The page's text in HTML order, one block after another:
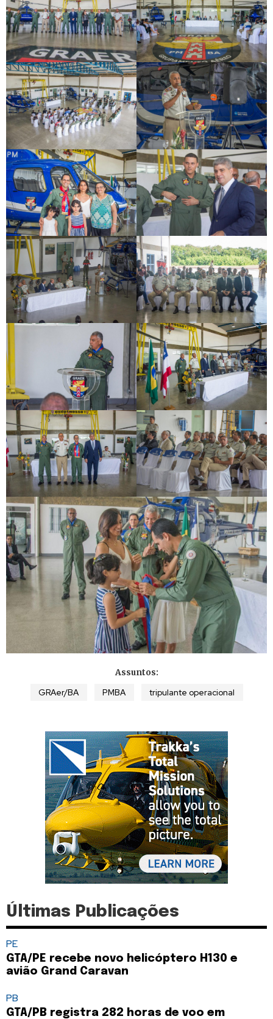
Assuntos:
GRAer/BA PMBA tripulante operacional
Últimas Publicações
PE
GTA/PE recebe novo helicóptero H130 e
avião Grand Caravan
PB
GTA/PB registra 282 horas de voo em